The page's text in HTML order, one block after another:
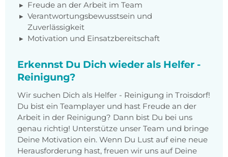
Freude an der Arbeit im Team
Verantwortungsbewusstsein und
Zuverlässigkeit
Motivation und Einsatzbereitschaft
Erkennst Du Dich wieder als Helfer -
Reinigung?
Wir suchen Dich als Helfer - Reinigung in Troisdorf!
Du bist ein Teamplayer und hast Freude an der
Arbeit in der Reinigung? Dann bist Du bei uns
genau richtig! Unterstütze unser Team und bringe
Deine Motivation ein. Wenn Du Lust auf eine neue
Herausforderung hast, freuen wir uns auf Deine